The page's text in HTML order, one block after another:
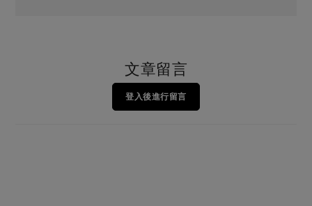
文章留言
登入後進行留言